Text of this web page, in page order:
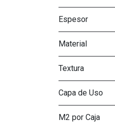
Espesor
Material
Textura
Capa de Uso
M2 por Caja